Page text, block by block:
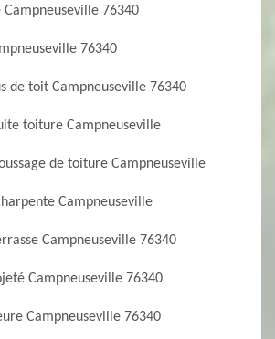
Campneuseville 76340
76340
de toit Campneuseville 76340
toiture Campneuseville
de toiture Campneuseville
Campneuseville
Campneuseville 76340
Campneuseville 76340
Campneuseville 76340